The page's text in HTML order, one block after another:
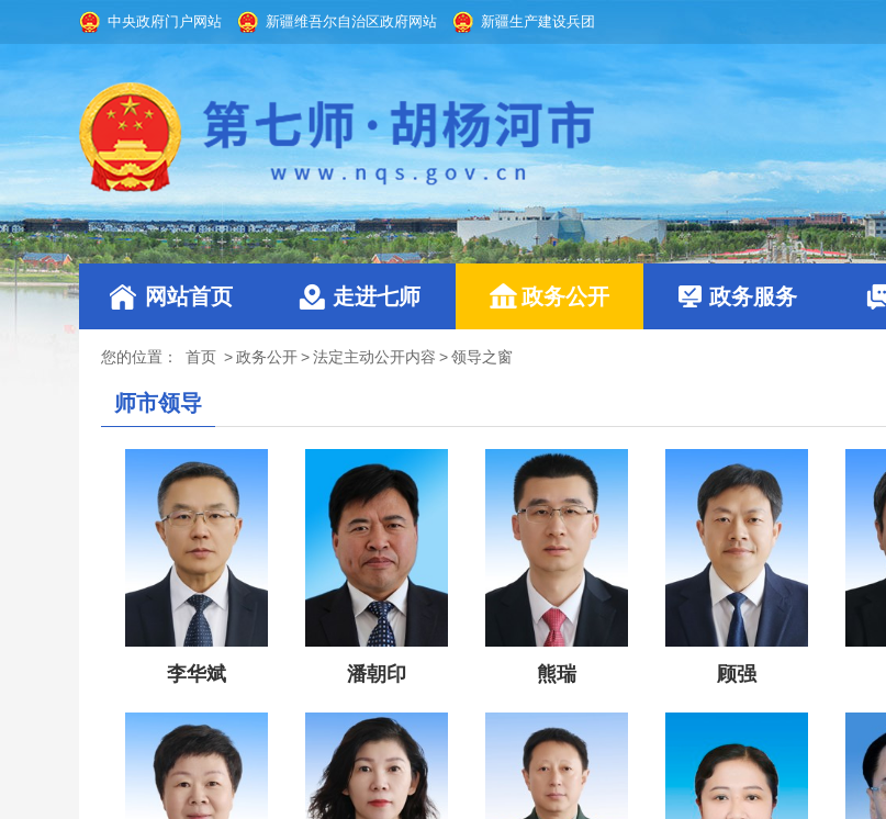
中央政府门户网站 新疆维吾尔自治区政府网站 新疆生产建设兵团
网站首页 走进七师 政务公开 政务服务
您的位置： 首页 >政务公开>法定主动公开内容 >领导之窗
师市领导
李华斌 潘朝印 熊瑞 顾强